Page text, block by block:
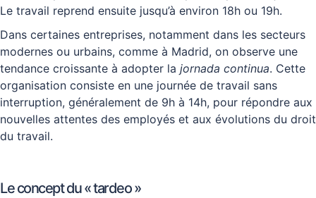
Le travail reprend ensuite jusqu’à environ 18h ou 19h.
Dans certaines entreprises, notamment dans les secteurs
modernes ou urbains, comme à Madrid, on observe une
tendance croissante à adopter la jornada continua. Cette
organisation consiste en une journée de travail sans
interruption, généralement de 9h à 14h, pour répondre aux
nouvelles attentes des employés et aux évolutions du droit
du travail.
Le concept du « tardeo »